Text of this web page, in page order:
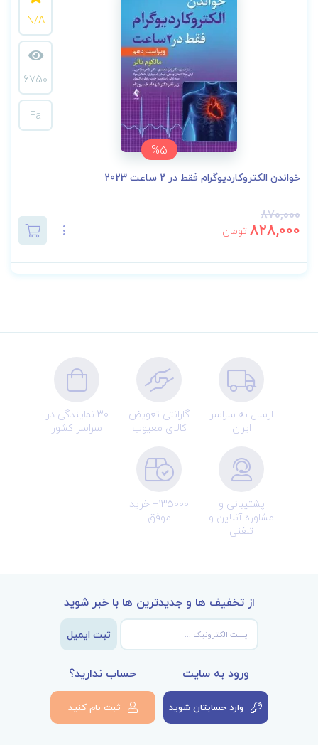
%5
N/A
6750
Fa
خواندن الکتروکاردیوگرام فقط در 2 ساعت 2023
870,000
828,000 تومان
ارسال به سراسر
ایران
گارانتی تعویض
کالای معیوب
30 نمایندگی در
سراسر کشور
پشتیبانی و
مشاوره آنلاین و
تلفنی
135000+ خرید
موفق
از تخفیف ها و جدیدترین ها با خبر شوید
ثبت ایمیل
ورود به سایت
وارد حسابتان شوید
حساب ندارید؟
ثبت نام کنید